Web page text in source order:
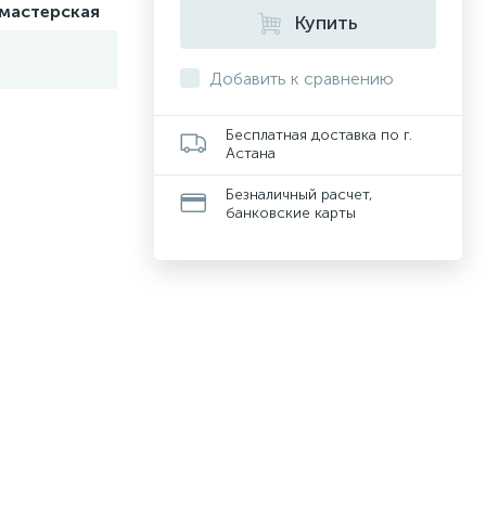
Купить
Добавить к сравнению
Бесплатная доставка по г.
Астана
Безналичный расчет,
банковские карты